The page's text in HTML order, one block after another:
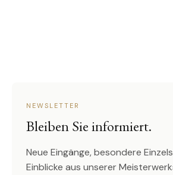
NEWSLETTER
Bleiben Sie informiert.
Neue Eingänge, besondere
Einblicke aus unserer